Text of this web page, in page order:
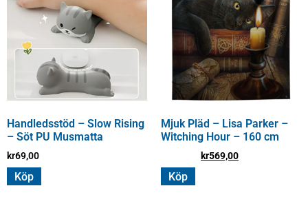
Handledsstöd – Slow Rising
– Söt PU Musmatta
kr69,00
Köp
Mjuk Pläd – Lisa Parker –
Witching Hour – 160 cm
kr569,00
Köp